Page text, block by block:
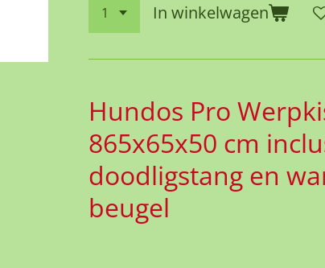
In winkelwagen
Hundos Pro
865x65x50 cm
doodligstang en
beugel